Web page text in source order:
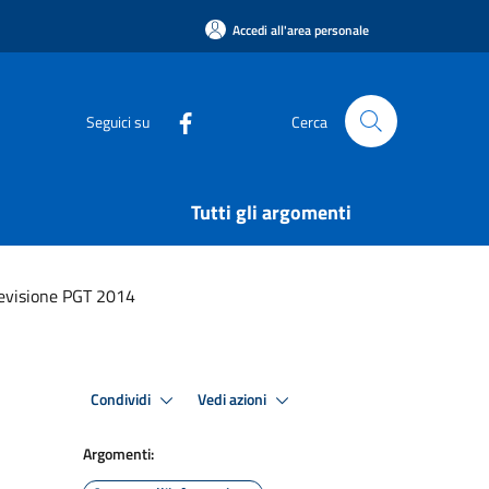
Accedi all'area personale
Seguici su Cerca
Tutti gli argomenti
PGT 2014
Condividi Vedi azioni
Argomenti: